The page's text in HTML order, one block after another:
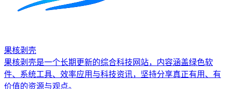
果核剥壳
果核剥壳是一个长期更新的综合科技网站，内容涵盖绿色软
件、系统工具、效率应用与科技资讯，坚持分享真正有用、有
价值的资源与观点。